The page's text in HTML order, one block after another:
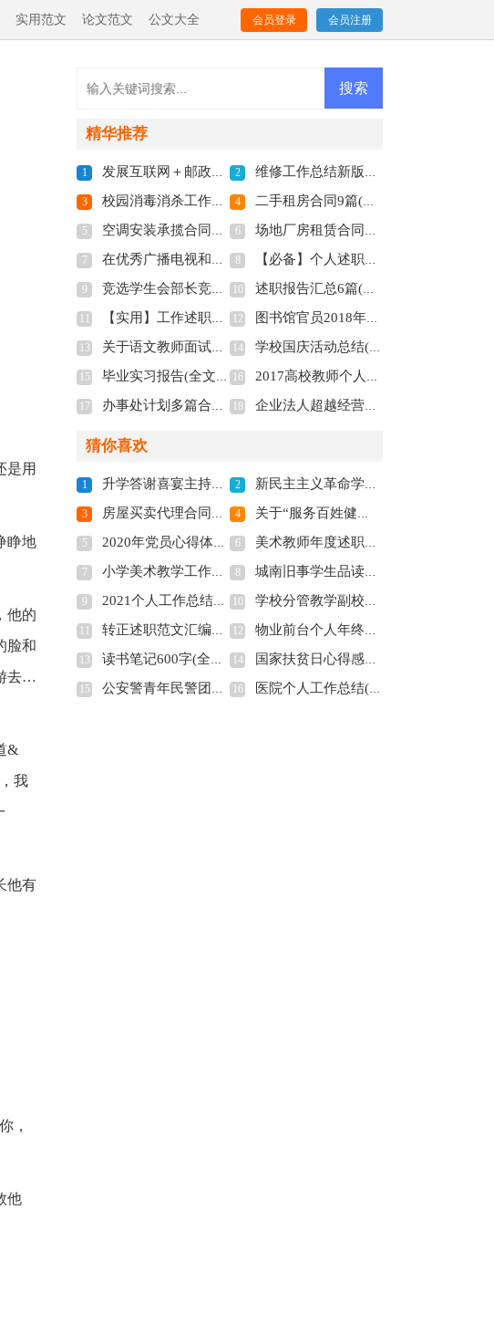
实用范文 论文范文 公文大全 会员登录 会员注册
是用
睁地
他的
脸和
去…
&
我
他有
，
他
精华推荐
1 发展互联网＋邮政＋农村电子商务发展战略(全文共2929字) 2 维修工作总结新版多篇(全文共4442字)
3 校园消毒消杀工作总结(全文共558字) 4 二手租房合同9篇(全文共6070字)
5 空调安装承揽合同5篇(全文共9654字) 6 场地厂房租赁合同汇编15篇(全文共19428字)
7 在优秀广播电视和精彩短视频创评活动座谈会上的发言(全文共610字) 8 【必备】个人述职集锦五篇(全文共7582字)
9 竞选学生会部长竞选稿(全文共8016字) 10 述职报告汇总6篇(全文共6833字)
【实用】工作述职集锦7篇(全文共11157字) 12 图书馆官员2018年工作总结(全文共767字)
13 关于语文教师面试自我介绍(全文共1937字) 14 学校国庆活动总结(全文共3008字)
15 毕业实习报告(全文共13845字) 16 2017高校教师个人述职报告范文(全文共5587字)
17 办事处计划多篇合集多篇(全文共7175字) 18 企业法人超越经营范围订立合同的效力(全文共2390字)
猜你喜欢
1 升学答谢喜宴主持词(精选多篇)(全文共4703字) 2 新民主主义革命学习心得体会(全文共1315字)
3 房屋买卖代理合同14篇(全文共14343字) 4 关于“服务百姓健康行动”第三阶段的活动总结(全文共1332字)
5 2020年党员心得体会(全文共5317字) 6 美术教师年度述职报告11篇(全文共15953字)
7 小学美术教学工作总结10篇(全文共11715字) 8 城南旧事学生品读体会2022(全文共2964字)
9 2021个人工作总结通用版(全文共4515字) 10 学校分管教学副校长述职报告(全文共7343字)
转正述职范文汇编十篇(全文共13445字) 12 物业前台个人年终工作总结(全文共8519字)
13 读书笔记600字(全文共6432字) 14 国家扶贫日心得感想2020(全文共3939字)
15 公安警青年民警团建总结(全文共2112字) 16 医院个人工作总结(全文共536字)